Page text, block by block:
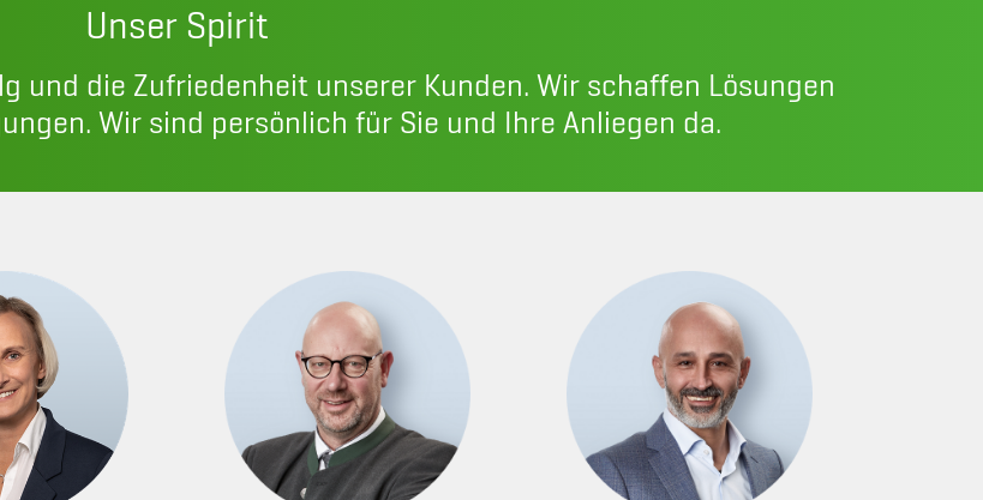
Unser Spirit
und die Zufriedenheit unserer Kunden. Wir schaffen Lösungen
Wir sind persönlich für Sie und Ihre Anliegen da.